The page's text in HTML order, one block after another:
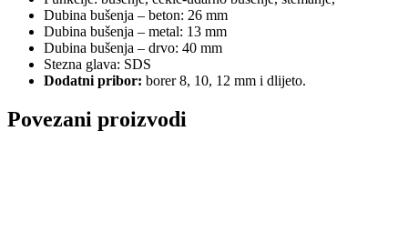
Dubina bušenja – beton: 26 mm
Dubina bušenja – metal: 13 mm
Dubina bušenja – drvo: 40 mm
Stezna glava: SDS
Dodatni pribor: borer 8, 10, 12 mm i dlijeto.
Povezani proizvodi